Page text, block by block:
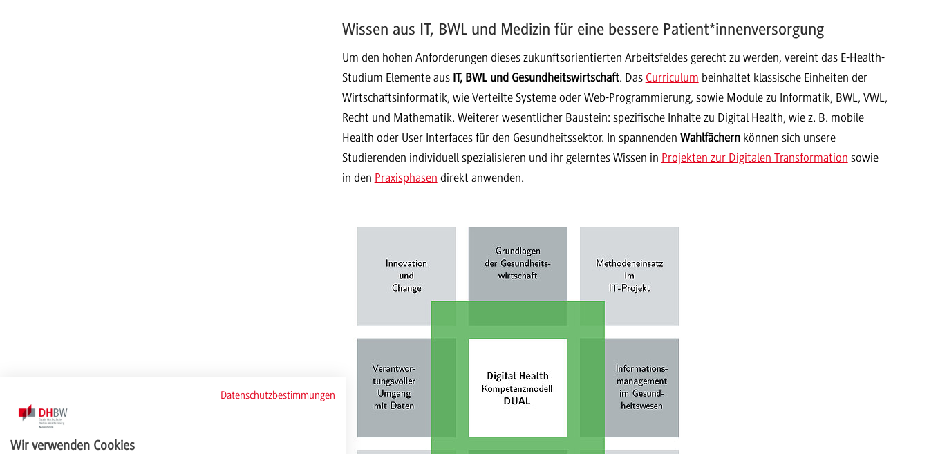
Wissen aus IT, BWL und Medizin für eine bessere Patient*innenversorgung
Um den hohen Anforderungen dieses zukunftsorientierten Arbeitsfeldes gerecht zu werden, vereint das E-Health-
Studium Elemente ausIT, BWL und Gesundheitswirtschaft. Das Curriculum beinhaltet klassische Einheiten der
Wirtschaftsinformatik, wie Verteilte Systeme oder Web-Programmierung, sowie Module zu Informatik, BWL, VWL,
Recht und Mathematik. Weiterer wesentlicher Baustein: spezifische Inhalte zu Digital Health, wie z. B. mobile
Health oder User Interfaces für den Gesundheitssektor. In spannenden Wahlfächernkönnen sich unsere
Studierenden individuell spezialisieren und ihr gelerntes Wissen in Projekten zur Digitalen Transformation sowie
in den Praxisphasen direkt anwenden.
Datenschutzbestimmungen
Wir verwenden Cookies